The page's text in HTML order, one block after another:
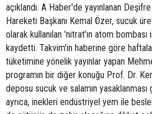
açıklandı. A Haber'de yayınlanan
Hareketi Başkanı Kemal Özer, sucuk
olarak kullanılan 'nitrat'ın atom bombası
kaydetti. Takvim'in haberine göre
tüketimine yönelik yayınlar yapan
programın bir diğer konuğu Prof. Dr.
deposu sucuk ve salamın
ayrıca, inekleri endüstriyel yem ile